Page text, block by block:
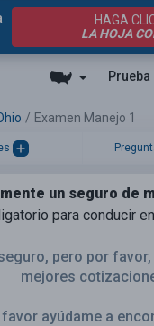
Prueba
HAGA
LA HOJA
Examen Manejo 1
un seguro de
para conducir
pero por
mejores
ayúdame a